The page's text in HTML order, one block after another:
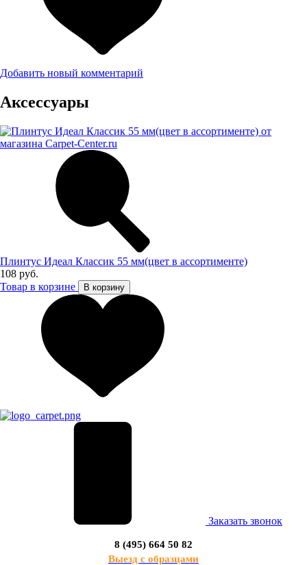
Добавить новый комментарий
Аксессуары
Плинтус Идеал Классик 55 мм(цвет в ассортименте)
108 руб.
Товар в корзине
В корзину
Заказать звонок
8 (495) 664 50 82
Выезд с образцами